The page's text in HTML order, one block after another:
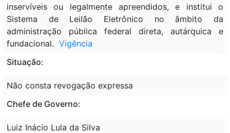
inservíveis ou legalmente apreendidos, e institui o
Sistema de Leilão Eletrônico no âmbito da
administração pública federal direta, autárquica e
fundacional. Vigência
Situação:
Não consta revogação expressa
Chefe de Governo:
Luiz Inácio Lula da Silva